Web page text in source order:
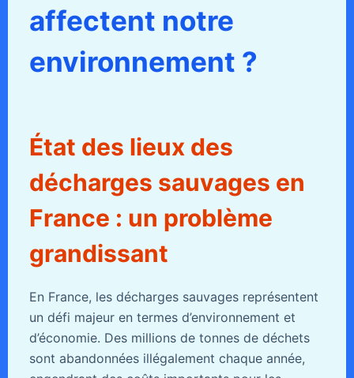
affectent notre
environnement ?
État des lieux des
décharges sauvages en
France : un problème
grandissant
En France, les décharges sauvages représentent
un défi majeur en termes d’environnement et
d’économie. Des millions de tonnes de déchets
sont abandonnées illégalement chaque année,